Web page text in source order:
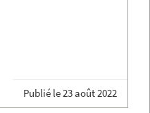
Publié le23 août 2022